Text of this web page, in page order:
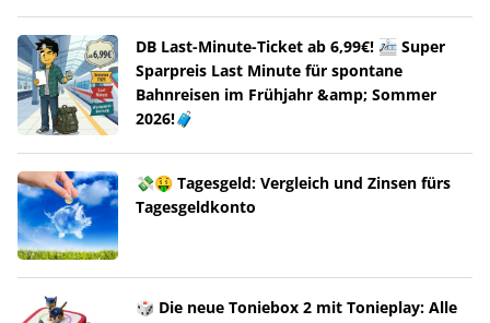
DB Last-Minute-Ticket ab 6,99€! 🚈 Super
Sparpreis Last Minute für spontane
Bahnreisen im Frühjahr &amp; Sommer
2026!🧳
💸🤑 Tagesgeld: Vergleich und Zinsen fürs
Tagesgeldkonto
🎲 Die neue Toniebox 2 mit Tonieplay: Alle